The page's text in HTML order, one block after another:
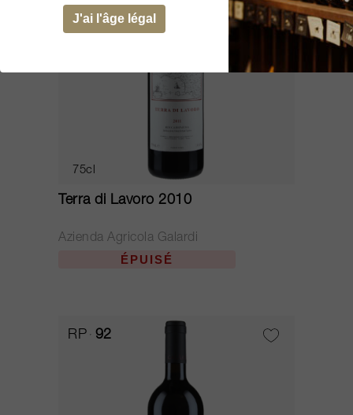
75cl
Terra di Lavoro 2010
Azienda Agricola Galardi
ÉPUISÉ
RP 92
J'ai l'âge légal